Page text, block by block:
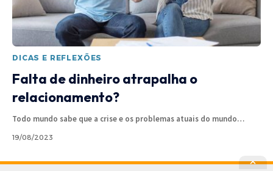
DICAS E REFLEXÕES
Falta de dinheiro atrapalha o
relacionamento?
Todo mundo sabe que a crise e os problemas atuais do mundo…
19/08/2023